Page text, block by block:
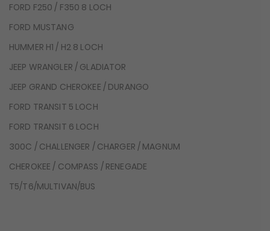
FORD F250 / F350 8 LOCH
FORD MUSTANG
HUMMER H1 / H2 8 LOCH
JEEP WRANGLER / GLADIATOR
JEEP GRAND CHEROKEE / DURANGO
FORD TRANSIT 5 LOCH
FORD TRANSIT 6 LOCH
300C / CHALLENGER / CHARGER / MAGNUM
CHEROKEE / COMPASS / RENEGADE
T5/T6/MULTIVAN/BUS